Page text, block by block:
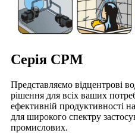
Серія CPM
Представляємо відцентрові
рішення для всіх ваших
ефективній продуктивності
для широкого спектру
промислових.